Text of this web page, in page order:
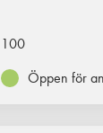
100
Öppen för